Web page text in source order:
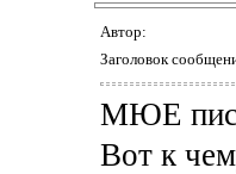
Автор:
Заголовок
МЮЕ
Вот к